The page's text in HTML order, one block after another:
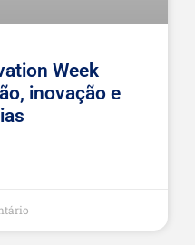
Week
inovação e